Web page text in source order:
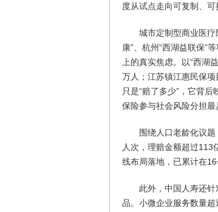
度从试点走向可复制、可
城市定制型商业医疗
康”、杭州“西湖益联保”
上的真实焦虑。以“西湖
万人；江苏镇江惠民保
只是“赔了多少”，它背
保险参与社会风险分担最
围绕人口老龄化议
人次，理赔金额超过113
线布局落地，已累计在
此外，中国人寿还
品。小微企业服务数量